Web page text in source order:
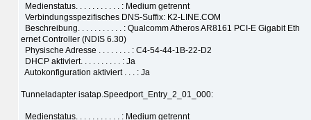
Medienstatus. . . . . . . . . . . : Medium getrennt
Verbindungsspezifisches DNS-Suffix: K2-LINE.COM
Beschreibung. . . . . . . . . . . : Qualcomm Atheros AR8161 PCI-E Gigabit Eth
ernet Controller (NDIS 6.30)
Physische Adresse . . . . . . . . : C4-54-44-1B-22-D2
DHCP aktiviert. . . . . . . . . . : Ja
Autokonfiguration aktiviert . . . : Ja
Tunneladapter isatap.Speedport_Entry_2_01_000:
Medienstatus. . . . . . . . . . . : Medium getrennt